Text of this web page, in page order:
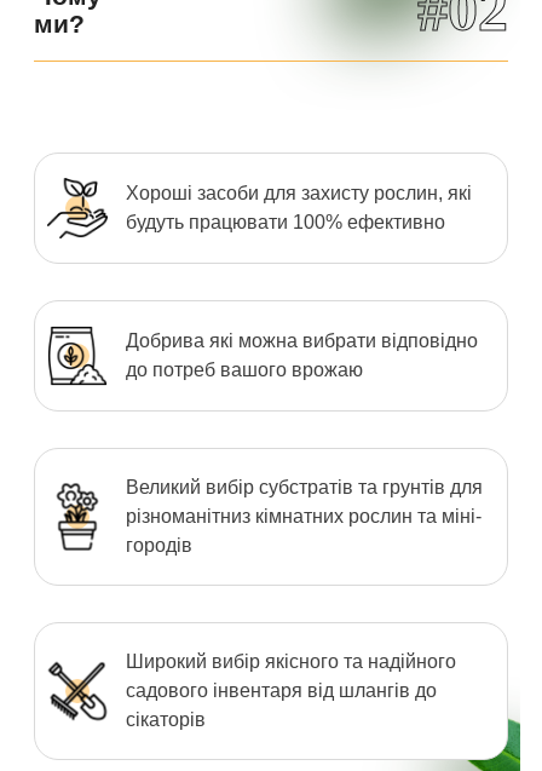
ми?
Хороші засоби для захисту рослин, які
будуть працювати 100% ефективно
Добрива які можна вибрати відповідно
до потреб вашого врожаю
Великий вибір субстратів та грунтів для
різноманітниз кімнатних рослин та міні-
городів
Широкий вибір якісного та надійного
садового інвентаря від шлангів до
сікаторів